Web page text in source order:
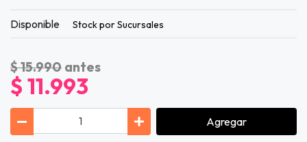
Disponible Stock por Sucursales
$ 15.990 antes
$ 11.993
Agregar